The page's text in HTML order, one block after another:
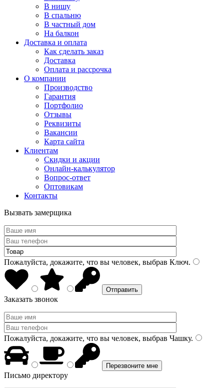
В нишу
В спальню
В частный дом
На балкон
Доставка и оплата
Как сделать заказ
Доставка
Оплата и рассрочка
О компании
Производство
Гарантия
Портфолио
Отзывы
Реквизиты
Вакансии
Карта сайта
Клиентам
Скидки и акции
Онлайн-калькулятор
Вопрос-ответ
Оптовикам
Контакты
Вызвать замерщика
Пожалуйста, докажите, что вы человек, выбрав Ключ.
Заказать звонок
Пожалуйста, докажите, что вы человек, выбрав Чашку.
Письмо директору